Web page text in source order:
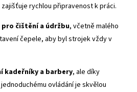
zajišťuje rychlou připravenost k práci.
pro čištění a údržbu, včetně malého
čepele, aby byl strojek vždy v
kadeřníky a barbery, ale díky
ovládání je skvělou